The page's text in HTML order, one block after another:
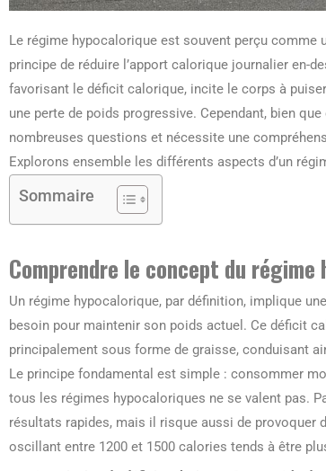
Le régime hypocalorique est souvent perçu
principe de réduire l’apport calorique journalier en-
favorisant le déficit calorique, incite le corps à
une perte de poids progressive. Cependant, bien
nombreuses questions et nécessite une
Explorons ensemble les différents aspects d’un
Sommaire
Comprendre le concept du régime
Un régime hypocalorique, par définition, implique
besoin pour maintenir son poids actuel. Ce déficit
principalement sous forme de graisse, conduisant
Le principe fondamental est simple : consommer
tous les régimes hypocaloriques ne se valent pas.
résultats rapides, mais il risque aussi de provoquer
oscillant entre 1200 et 1500 calories tends à être